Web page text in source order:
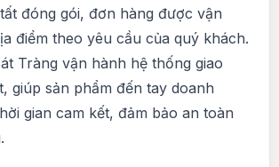
đóng gói, đơn hàng được vận
điểm theo yêu cầu của quý khách.
Tràng vận hành hệ thống giao
giúp sản phẩm đến tay doanh
gian cam kết, đảm bảo an toàn